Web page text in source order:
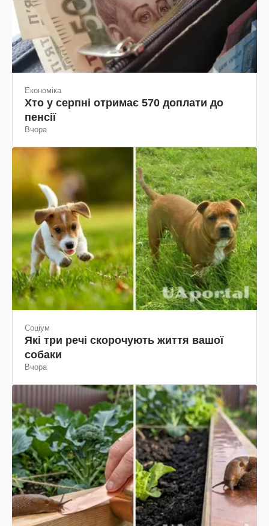
Економіка
Хто у серпні отримає 570 доплати до
пенсії
Вчора
Соціум
Які три речі скорочують життя вашої
собаки
Вчора